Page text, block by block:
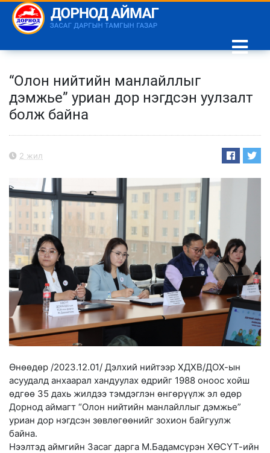
“Олон нийтийн манлайллыг
дэмжье” уриан дор нэгдсэн уулзалт
болж байна
2 жил
Өнөөдөр /2023.12.01/ Дэлхий нийтээр ХДХВ/ДОХ-ын
асуудалд анхаарал хандуулах өдрийг 1988 оноос хойш
өдгөө 35 дахь жилдээ тэмдэглэн өнгөрүүлж эл өдөр
Дорнод аймагт “Олон нийтийн манлайллыг дэмжье”
уриан дор нэгдсэн зөвлөгөөнийг зохион байгуулж
байна.
Нээлтэд аймгийн Засаг дарга М.Бадамсүрэн ХӨСҮТ-ийн